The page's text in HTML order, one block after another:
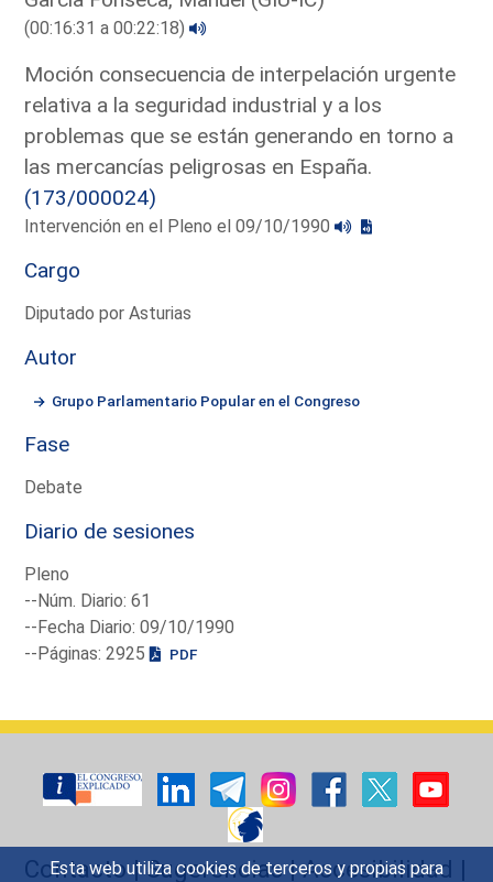
Esta web utiliza cookies de terceros y propias para
(00:16:31 a 00:22:18)
Moción consecuencia de interpelación urgente
relativa a la seguridad industrial y a los
problemas que se están generando en torno a
las mercancías peligrosas en España.
(173/000024)
Intervención en el Pleno el 09/10/1990
Cargo
Diputado por Asturias
Autor
Grupo Parlamentario Popular en el Congreso
Fase
Debate
Diario de sesiones
Pleno
--Núm. Diario: 61
--Fecha Diario: 09/10/1990
--Páginas: 2925
PDF
Contacto|Sugerencias|Accesibilidad |